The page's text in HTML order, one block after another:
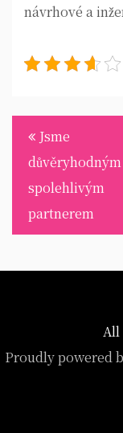
návrhové a
Navigace
pro
příspěvek
Jsme
spolehlivým
partnerem
All
Proudly powered